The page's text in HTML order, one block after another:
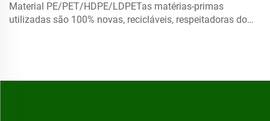
essencial garrafa de gotas de plástico
Material PE/PET/HDPE/LDPETas matérias-primas
utilizadas são 100% novas, recicláveis, respeitadoras do